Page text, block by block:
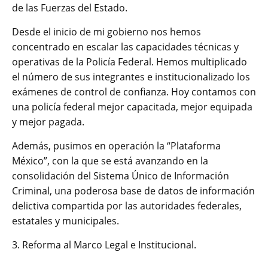
de las Fuerzas del Estado.
Desde el inicio de mi gobierno nos hemos
concentrado en escalar las capacidades técnicas y
operativas de la Policía Federal. Hemos multiplicado
el número de sus integrantes e institucionalizado los
exámenes de control de confianza. Hoy contamos con
una policía federal mejor capacitada, mejor equipada
y mejor pagada.
Además, pusimos en operación la “Plataforma
México”, con la que se está avanzando en la
consolidación del Sistema Único de Información
Criminal, una poderosa base de datos de información
delictiva compartida por las autoridades federales,
estatales y municipales.
3. Reforma al Marco Legal e Institucional.